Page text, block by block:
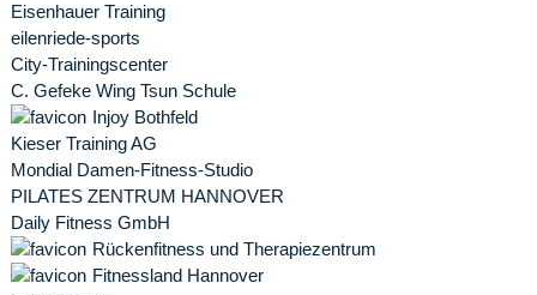
Eisenhauer Training
eilenriede-sports
City-Trainingscenter
C. Gefeke Wing Tsun Schule
Injoy Bothfeld
Kieser Training AG
Mondial Damen-Fitness-Studio
PILATES ZENTRUM HANNOVER
Daily Fitness GmbH
Rückenfitness und Therapiezentrum
Fitnessland Hannover